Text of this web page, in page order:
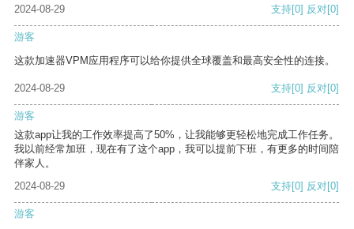
2024-08-29 支持[0] 反对[0]
游客
这款加速器VPM应用程序可以给你提供全球覆盖和最高安全性的连接。
2024-08-29 支持[0] 反对[0]
游客
这款app让我的工作效率提高了50%，让我能够更轻松地完成工作任务。
我以前经常加班，现在有了这个app，我可以提前下班，有更多的时间陪
伴家人。
2024-08-29
支持[0] 反对[0]
游客